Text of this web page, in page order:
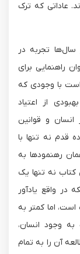
عاداتی که ترک
تجربه در
راهنمایی برای
است با وجودی که
از اعتیاد
انسان و قوانین
قدم نه تنها با
رهنمودها به
کتاب نه تنها یک
واقع یادآور
اما کمتر به
وجود انسان،
آن را به تمام